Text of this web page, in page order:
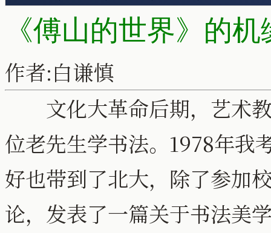
《傅山的世界》的机
作者:白谦慎
文化大革命后期，艺术教
位老先生学书法。1978年我
好也带到了北大，除了参加
论，发表了一篇关于书法美